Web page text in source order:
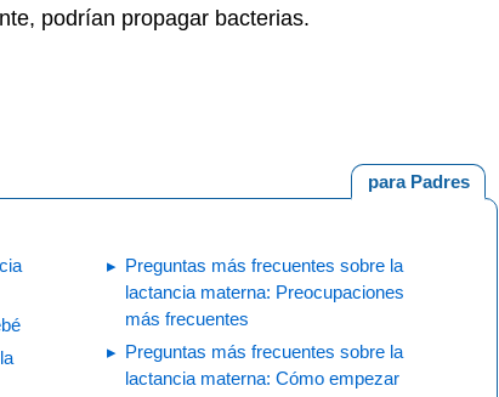
podrían propagar bacterias.
para Padres
Preguntas más frecuentes sobre la
lactancia materna: Preocupaciones
más frecuentes
Preguntas más frecuentes sobre la
lactancia materna: Cómo empezar